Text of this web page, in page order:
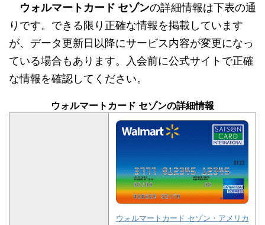
ウォルマートカード セゾンの詳細情報は下表の通
りです。できる限り正確な情報を掲載しています
が、データ更新日以降にサービス内容が変更になっ
ている場合もあります。入会前に公式サイトで正確
な情報を確認してください。
ウォルマートカード セゾンの詳細情報
ウォルマートカード セゾン・アメリカ